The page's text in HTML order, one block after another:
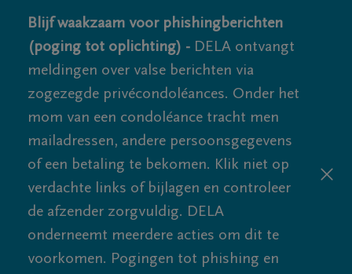
Blijf waakzaam voor phishingberichten
(poging tot oplichting) - DELA ontvangt
meldingen over valse berichten via
zogezegde privécondoléances. Onder het
mom van een condoléance tracht men
mailadressen, andere persoonsgegevens
of een betaling te bekomen. Klik niet op
verdachte links of bijlagen en controleer
de afzender zorgvuldig. DELA
onderneemt meerdere acties om dit te
voorkomen. Pogingen tot phishing en